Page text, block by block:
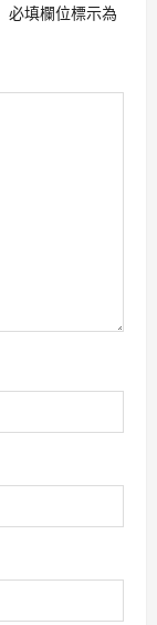
必填欄位標示為